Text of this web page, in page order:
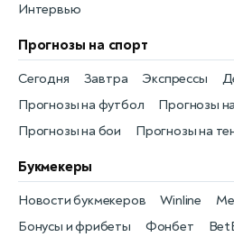
Интервью
Прогнозы на спорт
Прогнозы на футбол
Сегодня
Прогнозы
Завтра
Прогнозы на бои
Экспрессы
Прогнозы на
Букмекеры
Бонусы и фрибеты
Новости букмекеров
Фонбет
Winline